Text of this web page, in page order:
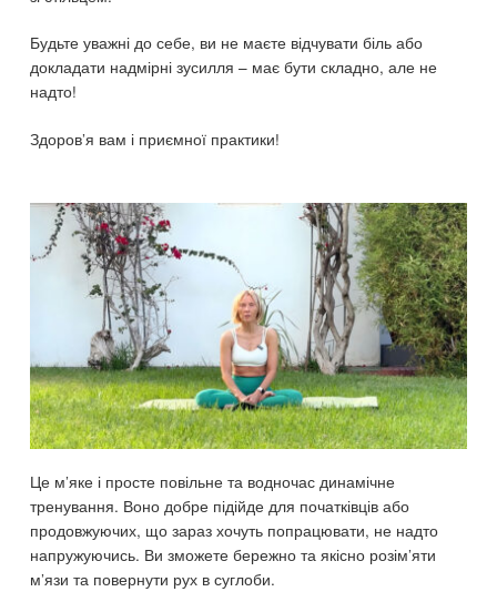
Будьте уважні до себе, ви не маєте відчувати біль або
докладати надмірні зусилля – має бути складно, але не
надто!
Здоров’я вам і приємної практики!
Це м’яке і просте повільне та водночас динамічне
тренування. Воно добре підійде для початківців або
продовжуючих, що зараз хочуть попрацювати, не надто
напружуючись. Ви зможете бережно та якісно розім’яти
м’язи та повернути рух в суглоби.